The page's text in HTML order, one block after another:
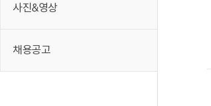
사진&영상
채용공고